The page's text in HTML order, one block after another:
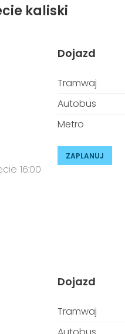
kaliski
16:00
Dojazd
Tramwaj
Autobus
Metro
ZAPLANUJ
Dojazd
Tramwaj